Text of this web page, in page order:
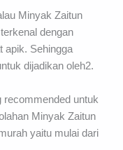
Minyak Zaitun
dengan
apik. Sehingga
dijadikan oleh2.
recommended untuk
Minyak Zaitun
yaitu mulai dari